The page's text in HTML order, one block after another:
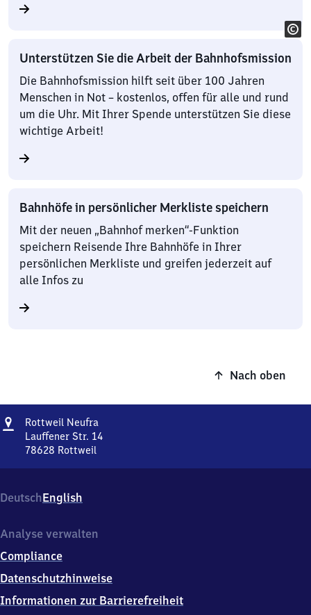
Unterstützen Sie die Arbeit der Bahnhofsmission
Die Bahnhofsmission hilft seit über 100 Jahren
Menschen in Not – kostenlos, offen für alle und rund
um die Uhr. Mit Ihrer Spende unterstützen Sie diese
wichtige Arbeit!
Bahnhöfe in persönlicher Merkliste speichern
Mit der neuen „Bahnhof merken“-Funktion
speichern Reisende Ihre Bahnhöfe in Ihrer
persönlichen Merkliste und greifen jederzeit auf
alle Infos zu
Nach oben
Adresse
Rottweil Neufra
Neufra
Lauffener Str. 14
78628 Rottweil
Lauffener
Str.
7
6
2
Rottweil
DeutschEnglish
Analyse verwalten
Compliance
Datenschutzhinweise
Informationen zur Barrierefreiheit